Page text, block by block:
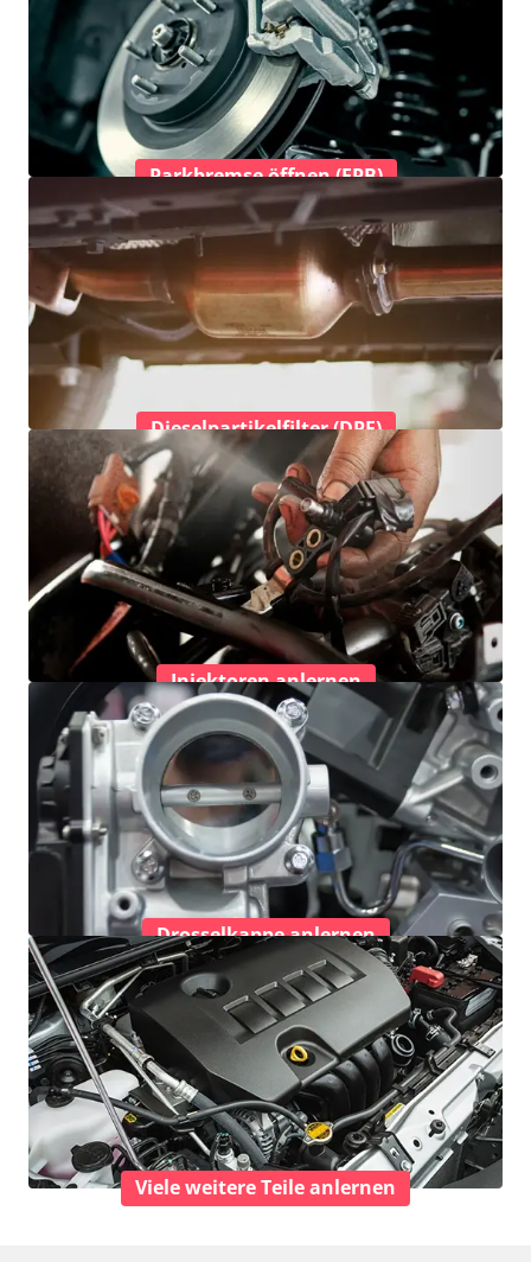
Parkbremse öffnen (EPB)
Dieselpartikelfilter (DPF)
Injektoren anlernen
Drosselkappe anlernen
Viele weitere Teile anlernen